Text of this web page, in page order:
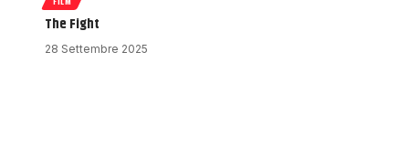
The Fight
28 Settembre 2025